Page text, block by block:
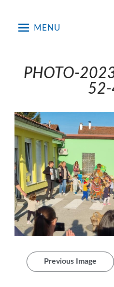
MENU
PHOTO-
Previous Image